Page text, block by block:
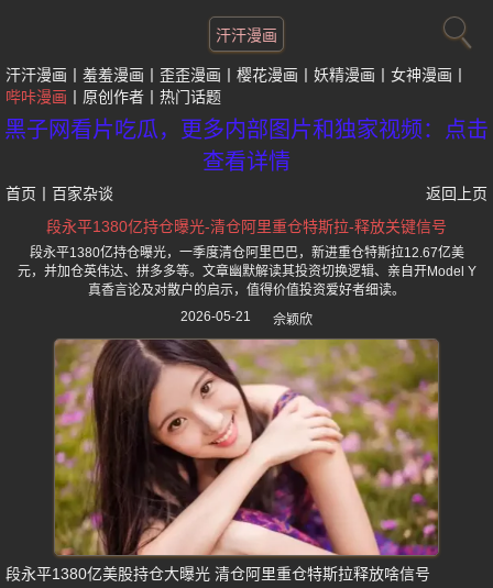
汗汗漫画
汗汗漫画 羞羞漫画 歪歪漫画 樱花漫画 妖精漫画
女神漫画
哔咔漫画
原创作者 热门话题
黑子网看片吃瓜，更多内部图片和独家视频：点击
查看详情
首页 百家杂谈
返回上页
段永平1380亿持仓曝光-清仓阿里重仓特斯拉-释放关键信号
段永平1380亿持仓曝光，一季度清仓阿里巴巴，新进重仓特斯拉12.67亿美
元，并加仓英伟达、拼多多等。文章幽默解读其投资切换逻辑、亲自开Model Y
真香言论及对散户的启示，值得价值投资爱好者细读。
2026-05-21
佘颖欣
段永平1380亿美股持仓大曝光 清仓阿里重仓特斯拉释放啥信号